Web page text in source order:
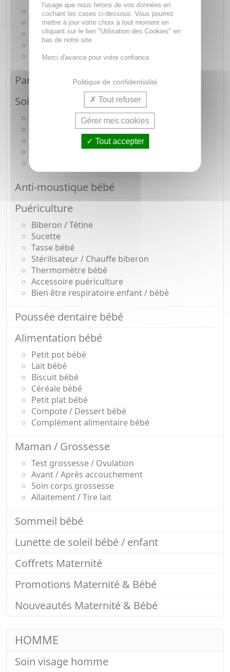
Eau nettoyante / micellaire bébé
Soin cheveux bébé / Accessoire
Lingette de toilette bébé
Lait de toilette bébé
Bain / Douche bébé
Parfum / Eau de toilette bébé
Soin visage & corps bébé
Hydratation visage / corps bébé
Massage bébé
Hygiène des oreilles bébé
Anti-moustique bébé
Puériculture
Biberon / Tétine
Sucette
Tasse bébé
Stérilisateur / Chauffe biberon
Thermomètre bébé
Accessoire puériculture
Bien être respiratoire enfant / bébé
Poussée dentaire bébé
Alimentation bébé
Petit pot bébé
Lait bébé
Biscuit bébé
Céréale bébé
Petit plat bébé
Compote / Dessert bébé
Complément alimentaire bébé
Maman / Grossesse
Test grossesse / Ovulation
Avant / Après accouchement
Soin corps grossesse
Allaitement / Tire lait
Sommeil bébé
Lunette de soleil bébé / enfant
Coffrets Maternité
Promotions Maternité & Bébé
Nouveautés Maternité & Bébé
HOMME
Soin visage homme
l'usage que nous ferons de vos données en
cochant les cases ci-dessous. Vous pourrez
mettre à jour votre choix à tout moment en
cliquant sur le lien "Utilisation des Cookies" en
bas de notre site.
Merci d'avance pour votre confiance.
Politique de confidentialité
Tout refuser
Gérer mes cookies
Tout accepter